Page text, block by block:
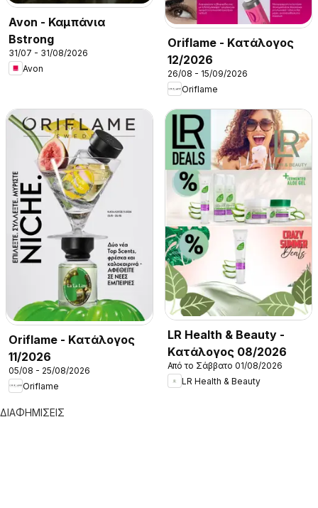
Avon - Καμπάνια
Bstrong
31/07 - 31/08/2026
Avon
Oriflame - Kατάλογος
12/2026
26/08 - 15/09/2026
Oriflame
Oriflame - Kατάλογος
11/2026
05/08 - 25/08/2026
Oriflame
LR Health & Beauty -
Kατάλογος 08/2026
Από το Σάββατο 01/08/2026
LR Health & Beauty
ΔΙΑΦΗΜΙΣΕΙΣ